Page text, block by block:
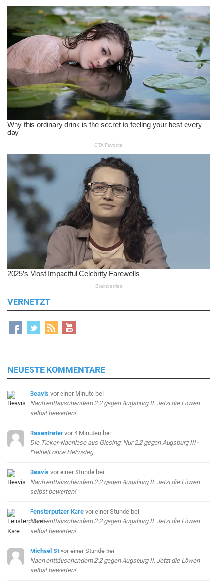
VERNETZT
NEUESTE KOMMENTARE
Beavis vor einer Minute bei
Nach enttäuschendem 2:2 gegen Augsburg II: Jetzt die Löwen
selbst bewerten!
Rasentreter vor 4 Minuten bei
Die Ticker-Nachlese aus Giesing: Nur 2:2 gegen Augsburg II! -
Freiheit ohne Heimsieg
Beavis vor einer Stunde bei
Nach enttäuschendem 2:2 gegen Augsburg II: Jetzt die Löwen
selbst bewerten!
Fensterputzer Kare vor einer Stunde bei
Nach enttäuschendem 2:2 gegen Augsburg II: Jetzt die Löwen
selbst bewerten!
Michael St vor einer Stunde bei
Nach enttäuschendem 2:2 gegen Augsburg II: Jetzt die Löwen
selbst bewerten!